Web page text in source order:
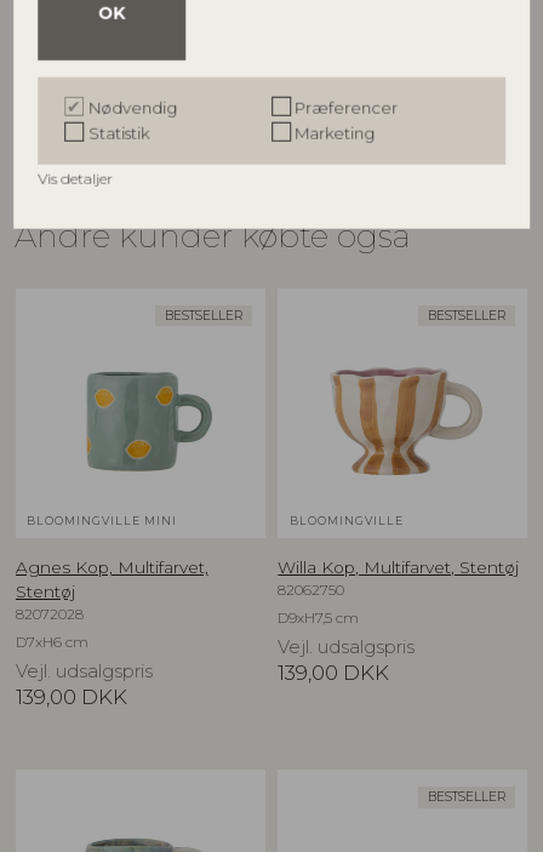
OK
Nødvendig
Præferencer
Statistik
Marketing
Vis detaljer
Vejl. udsalgspris
139,00 DKK 109,00
Andre kunder købte også
BESTSELLER
BLOOMINGVILLE MINI
Agnes Kop, Multifarvet,
Stentøj
82072028
D7xH6 cm
Vejl. udsalgspris
139,00 DKK
BESTSELLER
BLOOMINGVILLE
Willa Kop, Multifarvet, Stentøj
82062750
D9xH7,5 cm
Vejl. udsalgspris
139,00 DKK
BESTSELLER